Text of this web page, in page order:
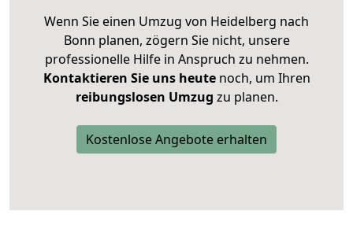
Wenn Sie einen Umzug von Heidelberg nach
Bonn planen, zögern Sie nicht, unsere
professionelle Hilfe in Anspruch zu nehmen.
Kontaktieren Sie uns heutenoch, um Ihren
reibungslosen Umzug zu planen.
Kostenlose Angebote erhalten